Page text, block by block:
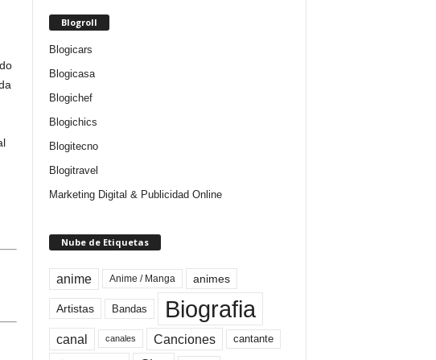
Blogroll
Blogicars
Blogicasa
Blogichef
Blogichics
Blogitecno
Blogitravel
Marketing Digital & Publicidad Online
Nube de Etiquetas
anime Anime / Manga animes
Artistas Bandas Biografia
canal canales Canciones cantante